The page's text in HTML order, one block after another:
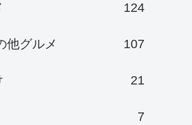
124
他グルメ 107
21
7